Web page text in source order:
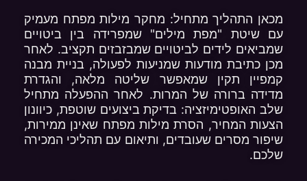
מכאן התהליך מתחיל: מחקר מילות מפתח מעמיק
עם שיטת "מפת מילים" שמפרידה בין ביטויים
שמביאים לידים לביטויים שמבזבזים תקציב. לאחר
מכן כתיבת מודעות שמניעות לפעולה, בניית מבנה
קמפיין תקין שמאפשר שליטה מלאה, והגדרת
מדידה ברורה של המרות. לאחר ההפעלה מתחיל
שלב האופטימיזציה: בדיקת ביצועים שוטפת, כיוונון
הצעות המחיר, הסרת מילות מפתח שאינן ממירות,
שיפור מסרים שעובדים, ותיאום עם תהליכי המכירה
שלכם.